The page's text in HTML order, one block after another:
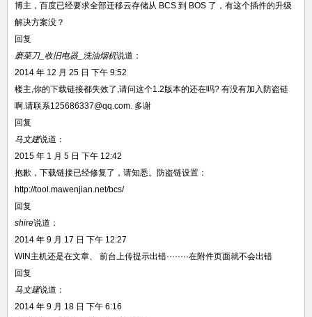
博主，百度已经要求全部迁移云存储从 BCS 到 BOS 了，有这个插件的升级
解决方案没？
回复
磨菜刀_收旧电器_洗油烟机说道：
2014 年 12 月 25 日 下午 9:52
楼主,你的下载链接都失效了,请问这个1.2版本的还在吗? 有没有加入防盗链
啊.请联系125686337@qq.com. 多谢
回复
马文建说道：
2015 年 1 月 5 日 下午 12:42
抱歉，下载链接已经修复了，请知悉。防盗链设置：
http://tool.mawenjian.net/bcs/
回复
shire说道：
2014 年 9 月 17 日 下午 12:27
WIN主机还是在文章、 前台上传提示出错········在附件页面就不会出错
回复
马文建说道：
2014 年 9 月 18 日 下午 6:16